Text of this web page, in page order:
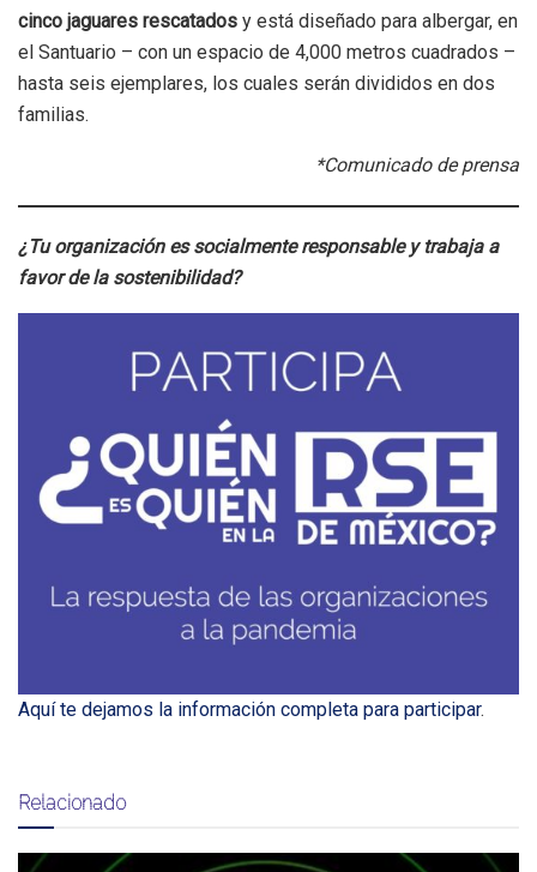
cinco jaguares rescatados y está diseñado para albergar, en
el Santuario – con un espacio de 4,000 metros cuadrados –
hasta seis ejemplares, los cuales serán divididos en dos
familias.
*Comunicado de prensa
¿Tu organización es socialmente responsable y trabaja a
favor de la sostenibilidad?
Aquí te dejamos la información completa para participar.
Relacionado